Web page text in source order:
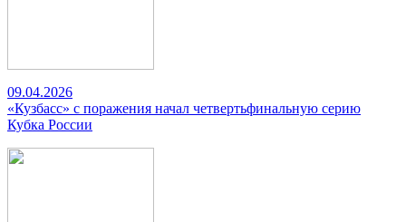
09.04.2026
«Кузбасс» с поражения начал четвертьфинальную серию
Кубка России